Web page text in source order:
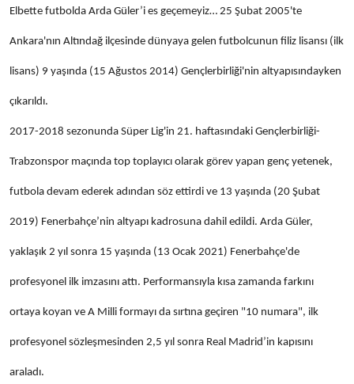
Elbette futbolda Arda Güler’i es geçemeyiz… 25 Şubat 2005'te
Ankara'nın Altındağ ilçesinde dünyaya gelen futbolcunun filiz lisansı (ilk
lisans) 9 yaşında (15 Ağustos 2014) Gençlerbirliği'nin altyapısındayken
çıkarıldı.
2017-2018 sezonunda Süper Lig'in 21. haftasındaki Gençlerbirliği-
Trabzonspor maçında top toplayıcı olarak görev yapan genç yetenek,
futbola devam ederek adından söz ettirdi ve 13 yaşında (20 Şubat
2019) Fenerbahçe’nin altyapı kadrosuna dahil edildi. Arda Güler,
yaklaşık 2 yıl sonra 15 yaşında (13 Ocak 2021) Fenerbahçe'de
profesyonel ilk imzasını attı. Performansıyla kısa zamanda farkını
ortaya koyan ve A Milli formayı da sırtına geçiren "10 numara", ilk
profesyonel sözleşmesinden 2,5 yıl sonra Real Madrid’in kapısını
araladı.